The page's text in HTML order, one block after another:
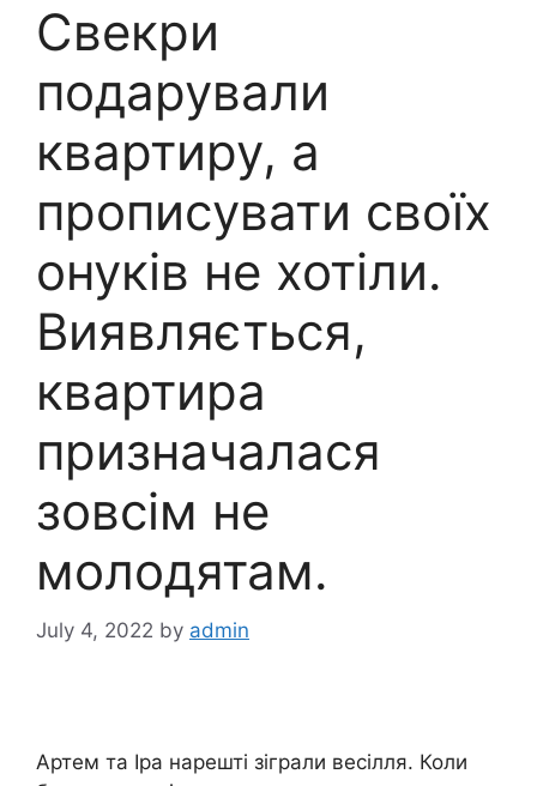
Свекри
подарували
квартиру, а
прописувати своїх
онуків не хотіли.
Виявляється,
квартира
призначалася
зовсім не
молодятам.
July 4, 2022 by admin
Артем та Іра нарешті зіграли весілля. Коли